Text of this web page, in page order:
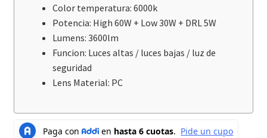
Color temperatura: 6000k
Potencia: High 60W + Low 30W + DRL 5W
Lumens: 3600lm
Funcion: Luces altas / luces bajas / luz de
seguridad
Lens Material: PC